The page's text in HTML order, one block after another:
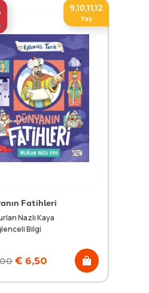
9,10,11,12
Yaş
Fatihleri
Nazlı Kaya
Bilgi
€ 6,50